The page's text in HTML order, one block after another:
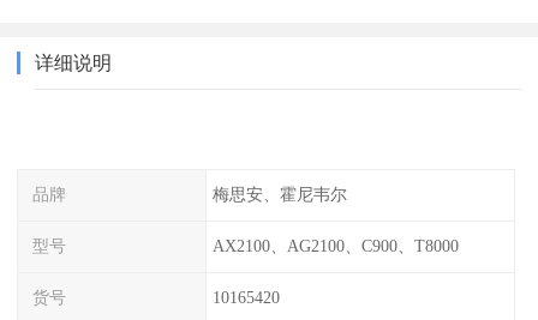
详细说明
品牌 梅思安、霍尼韦尔
型号 AX2100、AG2100、C900、T8000
货号 10165420